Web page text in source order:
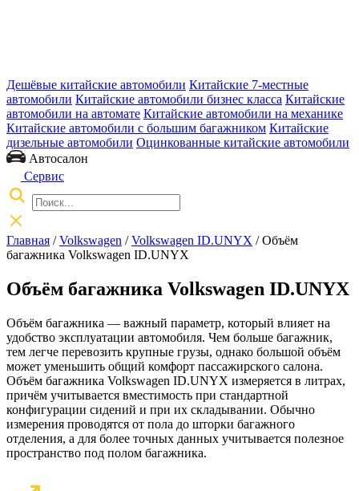
Дешёвые китайские автомобили Китайские 7-местные
автомобили Китайские автомобили бизнес класса Китайские
автомобили на автомате Китайские автомобили на механике
Китайские автомобили с большим багажником Китайские
дизельные автомобили Оцинкованные китайские автомобили
Автосалон
Сервис
Главная /Volkswagen /Volkswagen ID.UNYX / Объём
багажника Volkswagen ID.UNYX
Объём багажника Volkswagen ID.UNYX
Объём багажника — важный параметр, который влияет на
удобство эксплуатации автомобиля. Чем больше багажник,
тем легче перевозить крупные грузы, однако большой объём
может уменьшить общий комфорт пассажирского салона.
Объём багажника Volkswagen ID.UNYX измеряется в литрах,
причём учитывается вместимость при стандартной
конфигурации сидений и при их складывании. Обычно
измерения проводятся от пола до шторки багажного
отделения, а для более точных данных учитывается полезное
пространство под полом багажника.